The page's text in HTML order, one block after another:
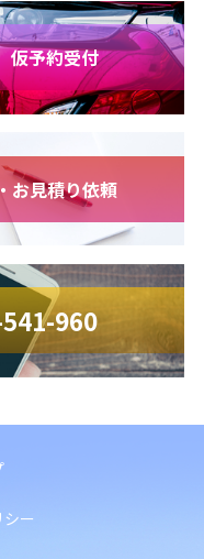
予約受付
お見積り依頼
960
ー